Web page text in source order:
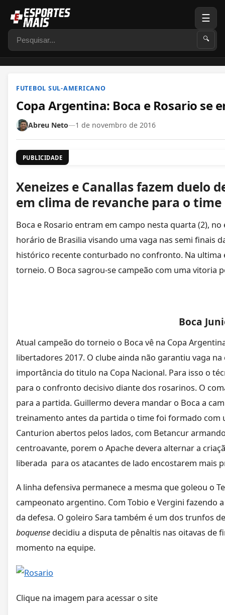
Pesquisar 🔍
☰
FUTEBOL SUL-AMERICANO
Copa Argentina: Boca e Rosario se
Abreu Neto—1 de novembro de 2016
PUBLICIDADE
Xeneizes e Canallas fazem duelo
em clima de revanche para o time
Boca e Rosario entram em campo nesta quarta (2),
horário de Brasilia visando uma vaga nas semi finais
histórico recente conturbado no confronto. Na ultima
torneio. O Boca sagrou-se campeão com uma vitoria
Boca
Atual campeão do torneio o Boca vê na Copa
libertadores 2017. O clube ainda não garantiu vaga
importância do titulo na Copa Nacional. Para isso o
para o confronto decisivo diante dos rosarinos. O
para a partida. Guillermo devera mandar o Boca a
treinamento antes da partida o time foi formado com
Canturion abertos pelos lados, com Betancur
centroavante, porem o Apache devera alternar a
liberada para os atacantes de lado encostarem mais
A linha defensiva permanece a mesma que goleou o
campeonato argentino. Com Tobio e Vergini fazendo
da defesa. O goleiro Sara também é um dos trunfos
boquense decidiu a disputa de pênaltis nas oitavas de
momento na equipe.
Clique na imagem para acessar o site